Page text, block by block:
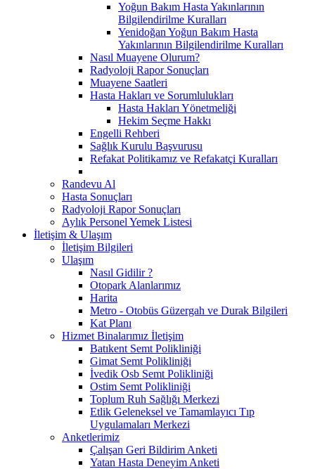
Yoğun Bakım Hasta Yakınlarının
Bilgilendirilme Kuralları
Yenidoğan Yoğun Bakım Hasta
Yakınlarının Bilgilendirilme Kuralları
Nasıl Muayene Olurum?
Radyoloji Rapor Sonuçları
Muayene Saatleri
Hasta Hakları ve Sorumlulukları
Hasta Hakları Yönetmeliği
Hekim Seçme Hakkı
Engelli Rehberi
Sağlık Kurulu Başvurusu
Refakat Politikamız ve Refakatçi Kuralları
Randevu Al
Hasta Sonuçları
Radyoloji Rapor Sonuçları
Aylık Personel Yemek Listesi
İletişim & Ulaşım
İletişim Bilgileri
Ulaşım
Nasıl Gidilir ?
Otopark Alanlarımız
Harita
Metro - Otobüs Güzergah ve Durak Bilgileri
Kat Planı
Hizmet Binalarımız İletişim
Batıkent Semt Polikliniği
Gimat Semt Polikliniği
İvedik Osb Semt Polikliniği
Ostim Semt Polikliniği
Toplum Ruh Sağlığı Merkezi
Etlik Geleneksel ve Tamamlayıcı Tıp
Uygulamaları Merkezi
Anketlerimiz
Çalışan Geri Bildirim Anketi
Yatan Hasta Deneyim Anketi